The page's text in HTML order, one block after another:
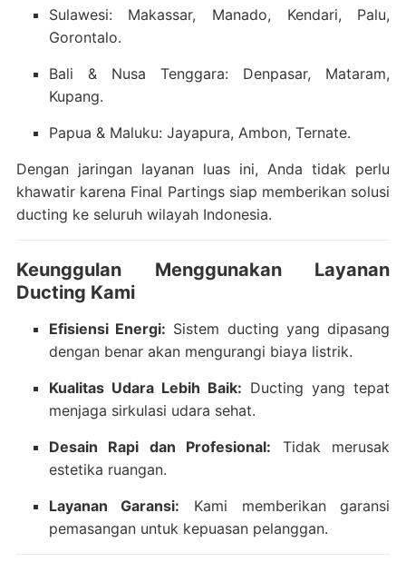
Sulawesi: Makassar, Manado, Kendari, Palu,
Gorontalo.
Bali & Nusa Tenggara: Denpasar, Mataram,
Kupang.
Papua & Maluku: Jayapura, Ambon, Ternate.
Dengan jaringan layanan luas ini, Anda tidak perlu
khawatir karena Final Partings siap memberikan solusi
ducting ke seluruh wilayah Indonesia.
Keunggulan Menggunakan Layanan
Ducting Kami
Efisiensi Energi: Sistem ducting yang dipasang
dengan benar akan mengurangi biaya listrik.
Kualitas Udara Lebih Baik: Ducting yang tepat
menjaga sirkulasi udara sehat.
Desain Rapi dan Profesional: Tidak merusak
estetika ruangan.
Layanan Garansi: Kami memberikan garansi
pemasangan untuk kepuasan pelanggan.